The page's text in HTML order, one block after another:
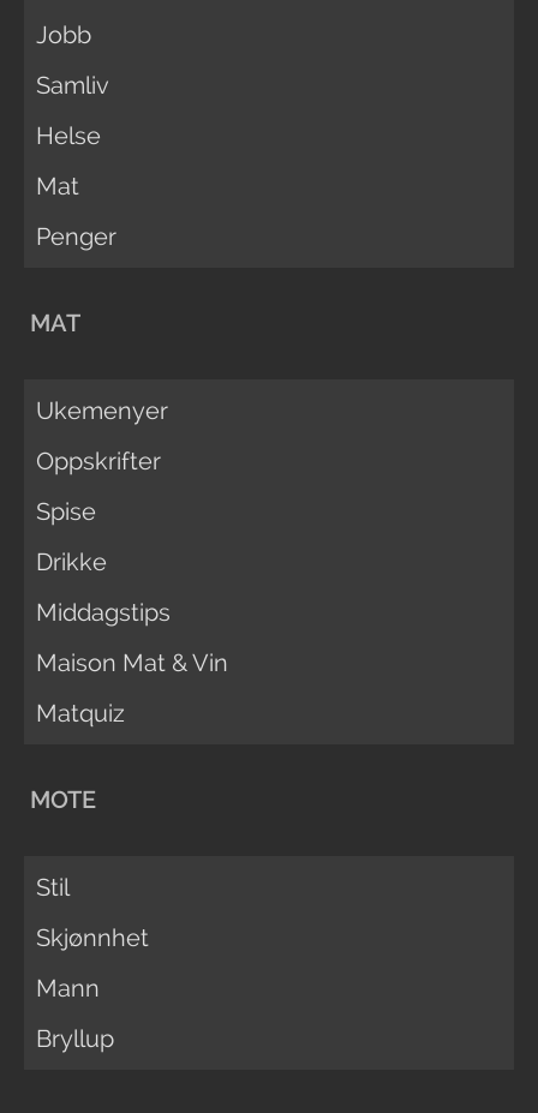
Jobb
Samliv
Helse
Mat
Penger
MAT
Ukemenyer
Oppskrifter
Spise
Drikke
Middagstips
Maison Mat & Vin
Matquiz
MOTE
Stil
Skjønnhet
Mann
Bryllup